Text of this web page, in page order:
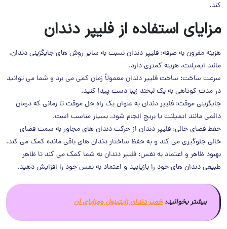
کند.
مزایای استفاده از فلیپر دندان
هزینه مقرون به صرفه: فلیپر دندان نسبت به سایر روش های جایگزینی دندان،
مانند ایمپلنت، هزینه کمتری دارد.
سرعت ساخت: ساخت فلیپر دندان معمولاً زمان کمی می برد و شما می توانید
در مدت کوتاهی به یک لبخند زیبا دست پیدا کنید.
جایگزینی موقت: فلیپر دندان به عنوان یک راه حل موقت تا زمانی که درمان
دائمی مانند ایمپلنت یا بریج انجام شود، بسیار مناسب است.
حفظ فضای خالی: فلیپر دندان از حرکت دندان های مجاور به سمت فضای
خالی جلوگیری می کند و به حفظ ساختار دندان های باقی مانده کمک می کند.
بهبود ظاهر و اعتماد به نفس: فلیپر دندان به شما کمک می کند تا ظاهر
طبیعی دندان های خود را بازیابید و اعتماد به نفس خود را افزایش دهید.
بیشتر بخوانید:خمیر دندان زایتینول ومزایای آن